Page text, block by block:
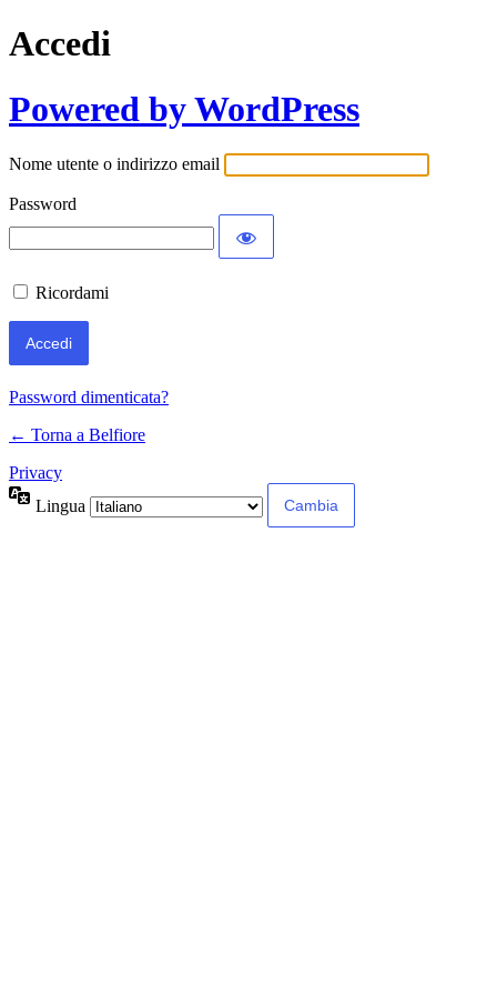
Accedi
Powered by WordPress
Nome utente o indirizzo email
Password
Ricordami
Password dimenticata?
← Torna a Belfiore
Privacy
Lingua